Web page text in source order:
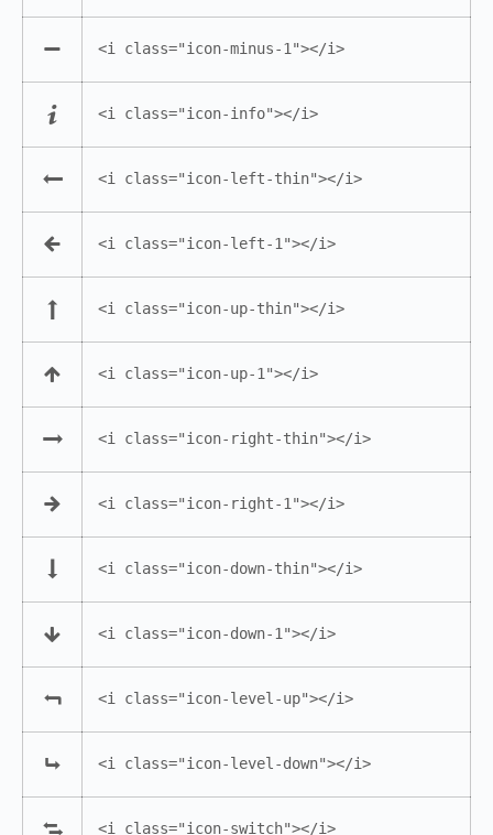
<i class="icon-minus-1"></i>
<i class="icon-info"></i>
<i class="icon-left-thin"></i>
<i class="icon-left-1"></i>
<i class="icon-up-thin"></i>
<i class="icon-up-1"></i>
<i class="icon-right-thin"></i>
<i class="icon-right-1"></i>
<i class="icon-down-thin"></i>
<i class="icon-down-1"></i>
<i class="icon-level-up"></i>
<i class="icon-level-down"></i>
<i class="icon-switch"></i>